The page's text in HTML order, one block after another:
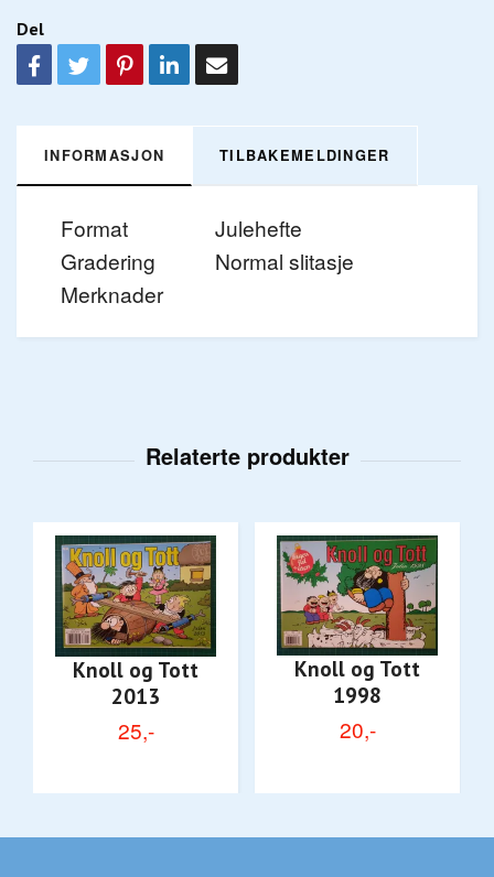
Del
INFORMASJON TILBAKEMELDINGER
Format
Julehefte
Gradering
Normal slitasje
Merknader
Knoll og Tott
2013
25,-
Knoll og Tott
1998
20,-